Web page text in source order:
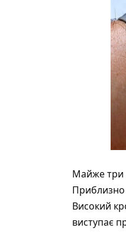
Майже три
Приблизно
Високий
виступає